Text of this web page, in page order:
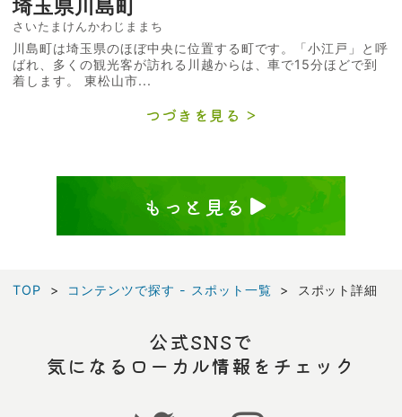
埼玉県川島町
さいたまけんかわじままち
川島町は埼玉県のほぼ中央に位置する町です。「小江戸」と呼
ばれ、多くの観光客が訪れる川越からは、車で15分ほどで到
着します。 東松山市...
つづきを見る
もっと見る
TOP コンテンツで探す - スポット一覧 スポット詳細
公式SNSで
気になるローカル情報をチェック